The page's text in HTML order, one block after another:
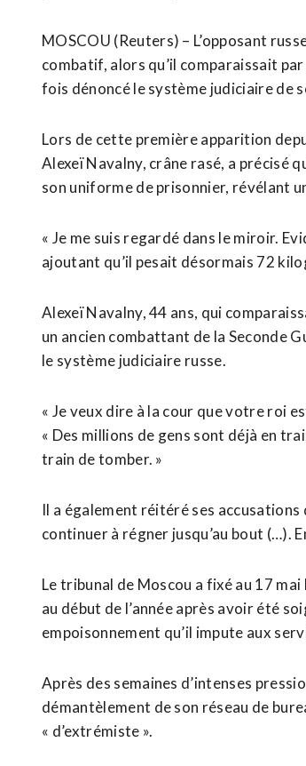
MOSCOU (Reuters) – L’opposant
combatif, alors qu’il comparaissait
fois dénoncé le système judiciaire de
Lors de cette première apparition
Alexeï Navalny, crâne rasé, a précisé
son uniforme de prisonnier, révélant
« Je me suis regardé dans le miroir.
ajoutant qu’il pesait désormais 72
Alexeï Navalny, 44 ans, qui
un ancien combattant de la Seconde
le système judiciaire russe.
« Je veux dire à la cour que votre roi
« Des millions de gens sont déjà en
train de tomber. »
Il a également réitéré ses
continuer à régner jusqu’au bout (…).
Le tribunal de Moscou a fixé au 17
au début de l’année après avoir été
empoisonnement qu’il impute aux
Après des semaines d’intenses
démantèlement de son réseau de
« d’extrémiste ».